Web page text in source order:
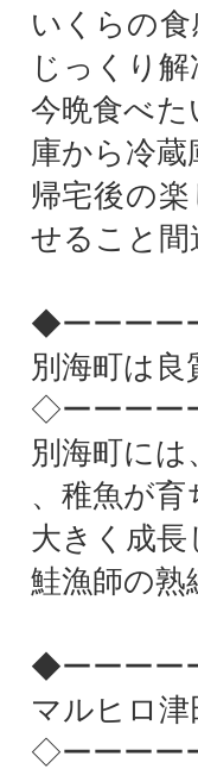
いくらの
じっくり
今晩食べ
庫から冷蔵
帰宅後の
せること間
◆ーーーー
別海町は良
◇ーーーー
別海町に
、稚魚が育
大きく成
鮭漁師の熟
◆ーーーー
マルヒロ
◇ーーーー